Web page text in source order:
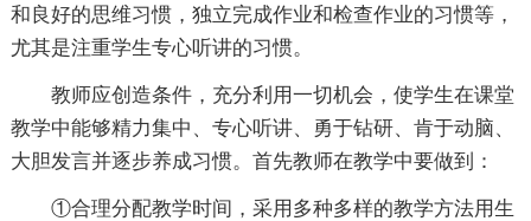
和良好的思维习惯，独立完成作业和检查作业的习惯等，
尤其是注重学生专心听讲的习惯。
教师应创造条件，充分利用一切机会，使学生在课堂
教学中能够精力集中、专心听讲、勇于钻研、肯于动脑、
大胆发言并逐步养成习惯。首先教师在教学中要做到：
①合理分配教学时间，采用多种多样的教学方法用生